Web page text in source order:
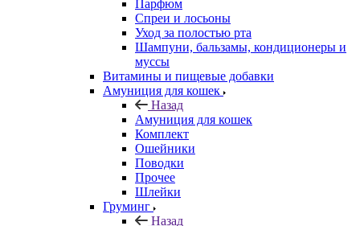
Парфюм
Спреи и лосьоны
Уход за полостью рта
Шампуни, бальзамы, кондиционеры и
муссы
Витамины и пищевые добавки
Амуниция для кошек
Назад
Амуниция для кошек
Комплект
Ошейники
Поводки
Прочее
Шлейки
Груминг
Назад